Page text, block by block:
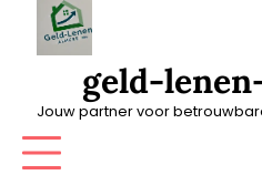
geld-
Jouw partner voor